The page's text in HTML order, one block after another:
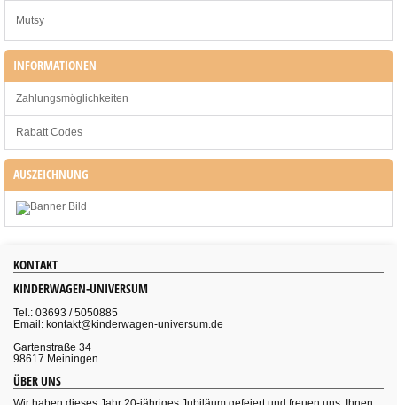
Mutsy
INFORMATIONEN
Zahlungsmöglichkeiten
Rabatt Codes
AUSZEICHNUNG
KONTAKT
KINDERWAGEN-UNIVERSUM
Tel.: 03693 / 5050885
Email: kontakt@kinderwagen-universum.de
Gartenstraße 34
98617 Meiningen
ÜBER UNS